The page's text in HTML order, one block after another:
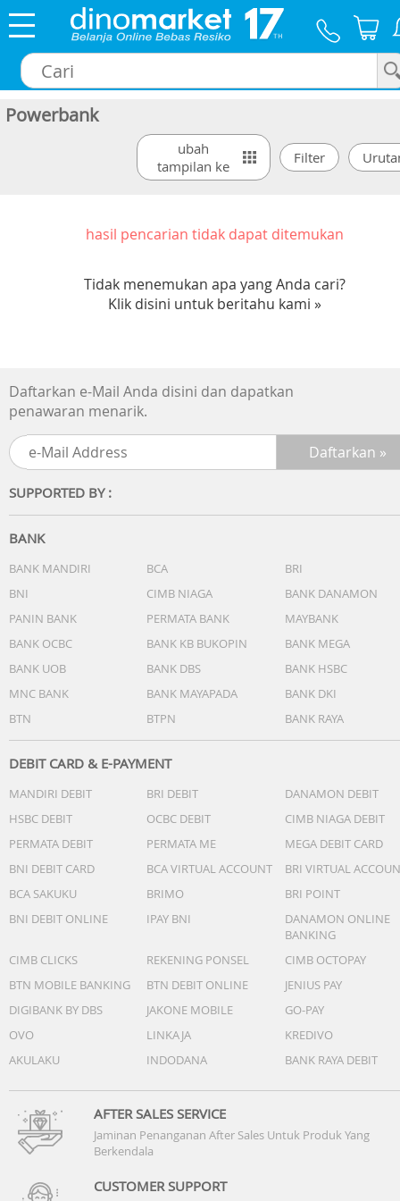
×
Powerbank
ubah
tampilan ke
hasil pencarian tidak dapat ditemukan
Tidak menemukan apa yang Anda cari?
Klik disini untuk beritahu kami »
Daftarkan e-Mail Anda disini dan dapatkan
penawaran menarik.
SUPPORTED BY :
BANK
BANK MANDIRI BCA
BRI
BNI
CIMB NIAGA
BANK DANAMON
PANIN BANK
PERMATA BANK
MAYBANK
BANK OCBC
BANK KB BUKOPIN
BANK MEGA
BANK UOB
BANK DBS
BANK HSBC
MNC BANK
BANK MAYAPADA
BANK DKI
BTN
BTPN BANK RAYA
DEBIT CARD & E-PAYMENT
MANDIRI DEBIT BRI DEBIT
DANAMON DEBIT
HSBC DEBIT
OCBC DEBIT
CIMB NIAGA DEBIT
PERMATA DEBIT
PERMATA ME
MEGA DEBIT CARD
BNI DEBIT CARD
BCA VIRTUAL ACCOUNT
BRI VIRTUAL
BCA SAKUKU
BRIMO
BRI POINT
BNI DEBIT ONLINE
IPAY BNI
DANAMON ONLINE
BANKING
CIMB CLICKS
REKENING PONSEL
CIMB OCTOPAY
BTN MOBILE BANKING
BTN DEBIT ONLINE
JENIUS PAY
DIGIBANK BY DBS
JAKONE MOBILE
GO-PAY
OVO
LINKAJA
KREDIVO
AKULAKU
INDODANA BANK RAYA DEBIT
AFTER SALES SERVICE
Jaminan Penanganan After Sales Untuk Produk Yang
Berkendala
CUSTOMER SUPPORT